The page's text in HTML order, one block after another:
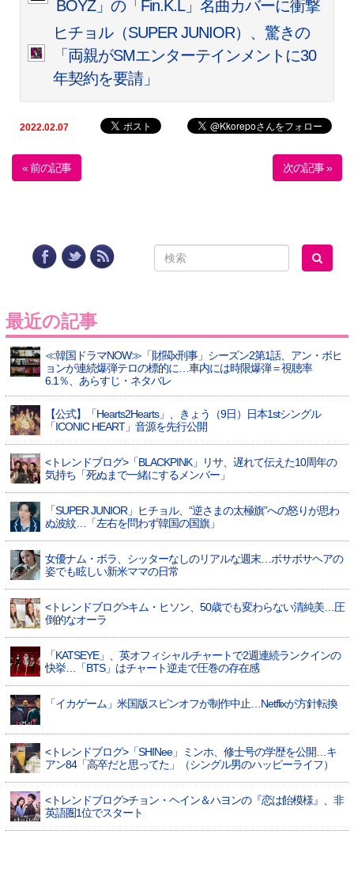
BOYZ」の「Fin.K.L」名曲カバーに衝撃
ヒチョル（SUPER JUNIOR）、驚きの
「両親がSMエンターテインメントに30
年契約を要請」
2022.02.07
« 前の記事 次の記事 »
最近の記事
≪韓国ドラマNOW≫「財閥x刑事」シーズン2第1話、アン・ボヒ
ョンが連続爆弾テロの標的に…車内には時限爆弾＝視聴率
6.1％、あらすじ・ネタバレ
【公式】「Hearts2Hearts」、きょう（9日）日本1stシングル
「ICONIC HEART」音源を先行公開
<トレンドブログ>「BLACKPINK」リサ、遅れて伝えた10周年の
気持ち「死ぬまで一緒にするメンバー」
「SUPER JUNIOR」ヒチョル、“逆さまの太極旗”への怒りが思わ
ぬ波紋…「左右を問わず韓国の国旗」
女優ナム・ボラ、シッターなしのリアルな週末…ボサボサヘアの
姿でも眩しい新米ママの日常
<トレンドブログ>キム・ヒソン、50歳でも変わらない清純美…圧
倒的なオーラ
「KATSEYE」、英オフィシャルチャートで2週連続ランクインの
快挙…「BTS」はチャート逆走で圧巻の存在感
「イカゲーム」米国版スピンオフが制作中止…Netflixが方針転換
<トレンドブログ>「SHINee」ミンホ、修士号の学歴を公開…キ
アン84「高卒だと思ってた」（シングル男のハッピーライフ）
<トレンドブログ>チョン・ヘイン＆ハヨンの『恋は飴模様』、非
英語圏1位でスタート